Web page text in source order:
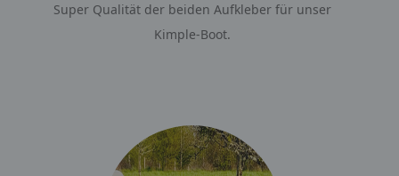
Super Qualität der beiden Aufkleber für unser
Kimple-Boot.